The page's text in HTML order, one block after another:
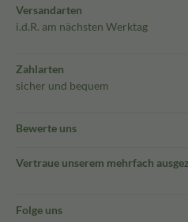
Versandarten
i.d.R. am nächsten Werktag
Zahlarten
sicher und bequem
Bewerte uns
Vertraue unserem mehrfach
Folge uns